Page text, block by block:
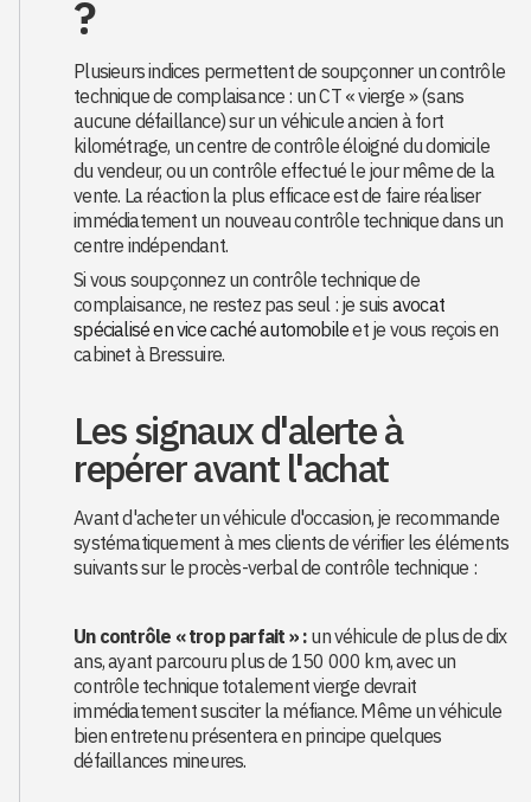
?
Plusieurs indices permettent de soupçonner un contrôle
technique de complaisance : un CT « vierge » (sans
aucune défaillance) sur un véhicule ancien à fort
kilométrage, un centre de contrôle éloigné du domicile
du vendeur, ou un contrôle effectué le jour même de la
vente. La réaction la plus efficace est de faire réaliser
immédiatement un nouveau contrôle technique dans un
centre indépendant.
Si vous soupçonnez un contrôle technique de
complaisance, ne restez pas seul : je suis avocat
spécialisé en vice caché automobileet je vous reçois en
cabinet à Bressuire.
Les signaux d'alerte à
repérer avant l'achat
Avant d'acheter un véhicule d'occasion, je recommande
systématiquement à mes clients de vérifier les éléments
suivants sur le procès-verbal de contrôle technique :
Un contrôle « trop parfait » : un véhicule de plus de dix
ans, ayant parcouru plus de 150 000 km, avec un
contrôle technique totalement vierge devrait
immédiatement susciter la méfiance. Même un véhicule
bien entretenu présentera en principe quelques
défaillances mineures.